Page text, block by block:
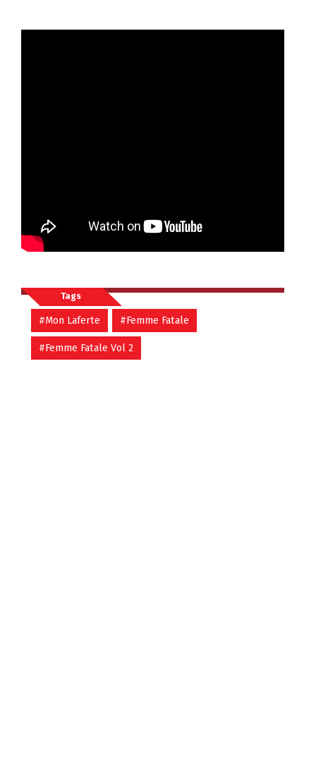
Tags
#Mon Laferte #Femme Fatale
#Femme Fatale Vol 2